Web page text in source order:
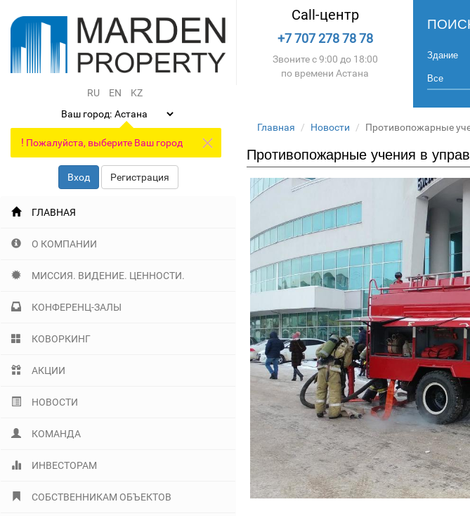
RU EN
KZ
Ваш город:
! Пожалуйста, выберите Ваш город
Вход Регистрация
ГЛАВНАЯ
О КОМПАНИИ
МИССИЯ. ВИДЕНИЕ. ЦЕННОСТИ.
КОНФЕРЕНЦ-ЗАЛЫ
КОВОРКИНГ
АКЦИИ
НОВОСТИ
КОМАНДА
ИНВЕСТОРАМ
СОБСТВЕННИКАМ ОБЪЕКТОВ
Call-центр
+7 707 278 78 78
Звоните с 9:00 до 18:00
по времени Астана
Здание
Главная Новости Противопожарные
Противопожарные учения в